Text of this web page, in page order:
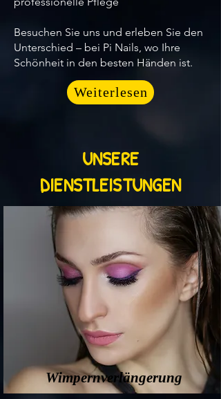
Besuchen Sie uns und erleben Sie den
Unterschied – bei Pi Nails, wo Ihre
Schönheit in den besten Händen ist.
Weiterlesen
UNSERE
DIENSTLEISTUNGEN
Wimpernverlängerung